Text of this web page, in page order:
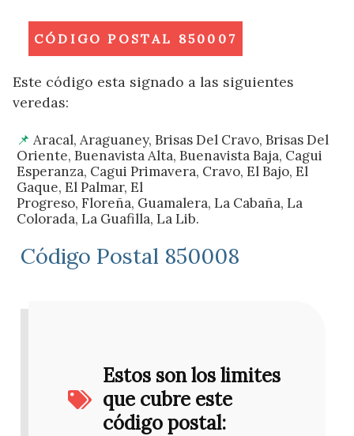
CÓDIGO POSTAL 850007
Este código esta signado a las siguientes
veredas:
Aracal, Araguaney, Brisas Del Cravo, Brisas Del
Oriente, Buenavista Alta, Buenavista Baja, Cagui
Esperanza, Cagui Primavera, Cravo, El Bajo, El
Gaque, El Palmar, El
Progreso, Floreña, Guamalera, La Cabaña, La
Colorada, La Guafilla, La Lib.
Código Postal 850008
Estos son los limites
que cubre este
código postal: